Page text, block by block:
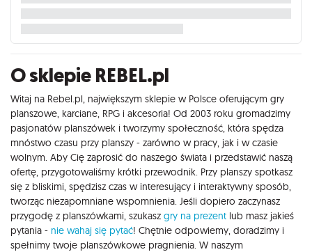
O sklepie REBEL.pl
Witaj na Rebel.pl, największym sklepie w Polsce oferującym gry
planszowe, karciane, RPG i akcesoria! Od 2003 roku gromadzimy
pasjonatów planszówek i tworzymy społeczność, która spędza
mnóstwo czasu przy planszy - zarówno w pracy, jak i w czasie
wolnym. Aby Cię zaprosić do naszego świata i przedstawić naszą
ofertę, przygotowaliśmy krótki przewodnik. Przy planszy spotkasz
się z bliskimi, spędzisz czas w interesujący i interaktywny sposób,
tworząc niezapomniane wspomnienia. Jeśli dopiero zaczynasz
przygodę z planszówkami, szukasz gry na prezent lub masz jakieś
pytania - nie wahaj się pytać! Chętnie odpowiemy, doradzimy i
spełnimy twoje planszówkowe pragnienia. W naszym